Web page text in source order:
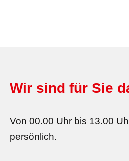
Wir sind für Sie
Von 00.00 Uhr bis 13.00
persönlich.